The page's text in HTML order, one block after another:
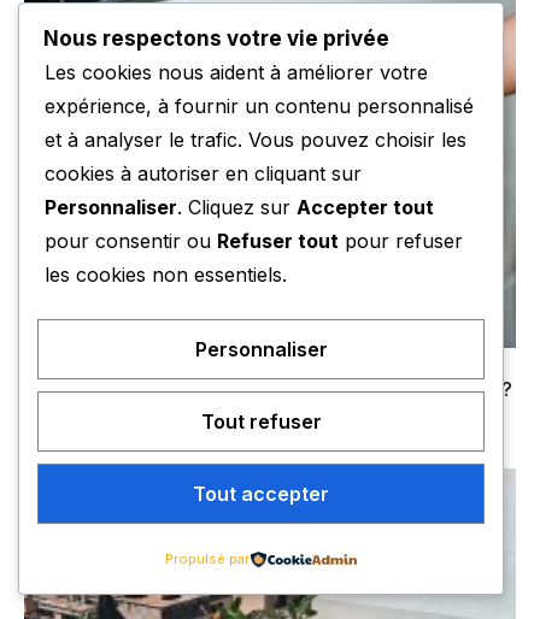
Maison
Comment ouvrir une porte d’entrée 3 points bloquée ?
Nous respectons votre vie privée
Les cookies nous aident à améliorer votre
expérience, à fournir un contenu personnalisé
et à analyser le trafic. Vous pouvez choisir les
cookies à autoriser en cliquant sur
Personnaliser. Cliquez sur Accepter tout
pour consentir ou Refuser tout pour refuser
les cookies non essentiels.
Personnaliser
Tout refuser
Tout accepter
Propulsé par